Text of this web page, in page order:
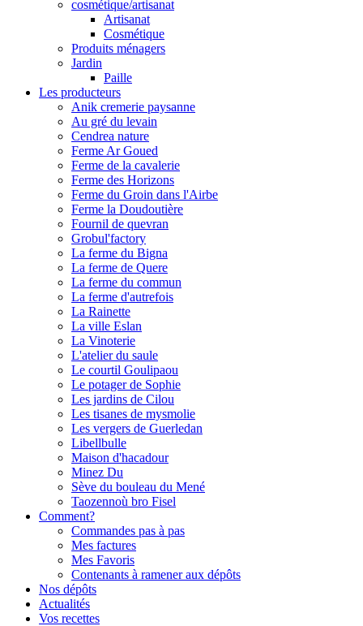
cosmétique/artisanat
Artisanat
Cosmétique
Produits ménagers
Jardin
Paille
Les producteurs
Anik cremerie paysanne
Au gré du levain
Cendrea nature
Ferme Ar Goued
Ferme de la cavalerie
Ferme des Horizons
Ferme du Groin dans l'Airbe
Ferme la Doudoutière
Fournil de quevran
Grobul'factory
La ferme du Bigna
La ferme de Quere
La ferme du commun
La ferme d'autrefois
La Rainette
La ville Eslan
La Vinoterie
L'atelier du saule
Le courtil Goulipaou
Le potager de Sophie
Les jardins de Cilou
Les tisanes de mysmolie
Les vergers de Guerledan
Libellbulle
Maison d'hacadour
Minez Du
Sève du bouleau du Mené
Taozennoù bro Fisel
Comment?
Commandes pas à pas
Mes factures
Mes Favoris
Contenants à ramener aux dépôts
Nos dépôts
Actualités
Vos recettes